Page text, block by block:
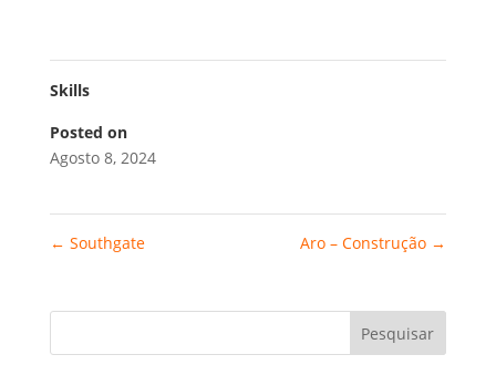
Skills
Posted on
Agosto 8, 2024
← Southgate Aro – Construção →
Pesquisar